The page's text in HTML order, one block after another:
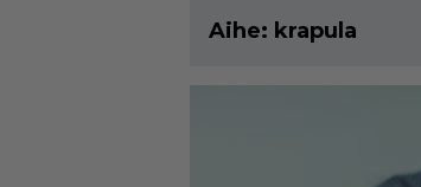
Aihe: krapula